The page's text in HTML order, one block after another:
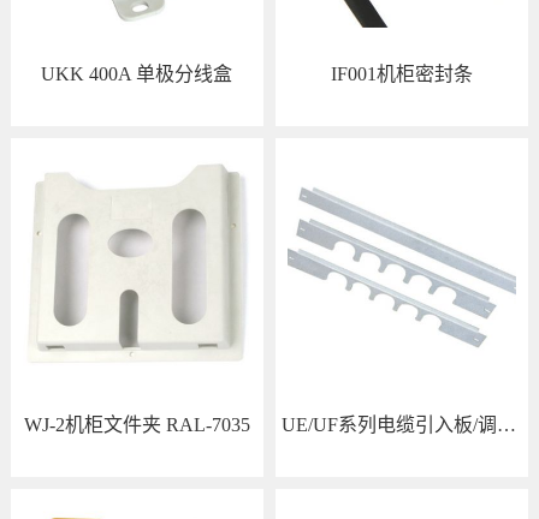
UKK 400A 单极分线盒 IF001机柜密封条
WJ-2机柜文件夹 RAL-7035
查看详情
UE/UF系列电缆引入板/调整板